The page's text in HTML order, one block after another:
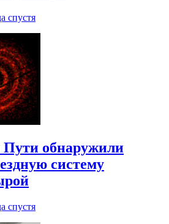
спустя
обнаружили
систему
спустя